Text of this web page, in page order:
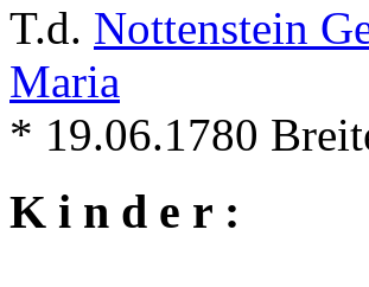
T.d. Nottenstein
Maria
* 19.06.1780
K i n d e r :